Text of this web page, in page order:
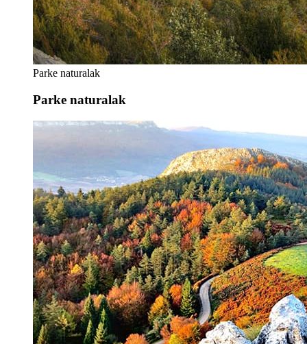
Parke naturalak
Parke naturalak